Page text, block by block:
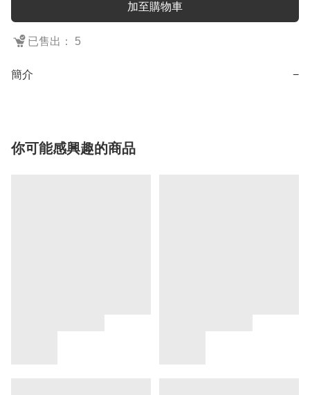
加至購物車
已售出： 5
簡介 −
你可能感興趣的商品